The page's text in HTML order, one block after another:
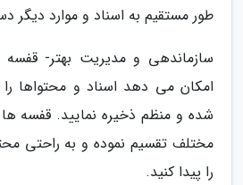
طور مستقیم به اسناد و موارد دیگر
سازماندهی و مدیریت بهتر- قفسه
امکان می دهد اسناد و محتواها
شده و منظم ذخیره نمایید. قفسه
مختلف تقسیم نموده و به راحتی
را پیدا کنید.